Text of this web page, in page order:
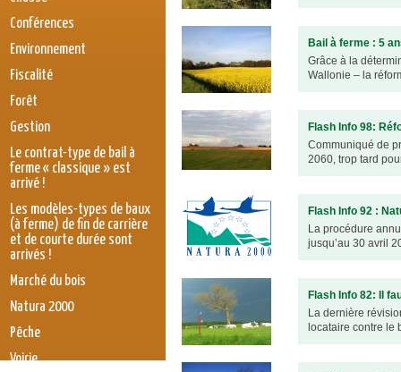
Bail à ferme : 5
Grâce à la
Wallonie – la
Flash Info 98:
Communiqué de
2060, trop tard
Flash Info 92 :
La procédure
jusqu’au 30 avril
Flash Info 82: Il
La dernière
locataire contre le
Conférences
Environnement
Fiscalité
Forêt
Gestion
Le contrat-type de bail à
ferme « classique » est
arrivé !
Les modèles-types de baux
(à ferme) de fin de carrière
et de courte durée sont
arrivés !
Marché du bois
Natura 2000
Pêche
Voirie